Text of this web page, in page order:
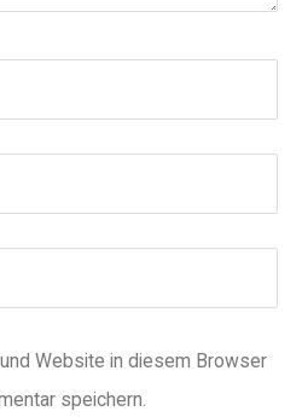
Website in diesem Browser
speichern.